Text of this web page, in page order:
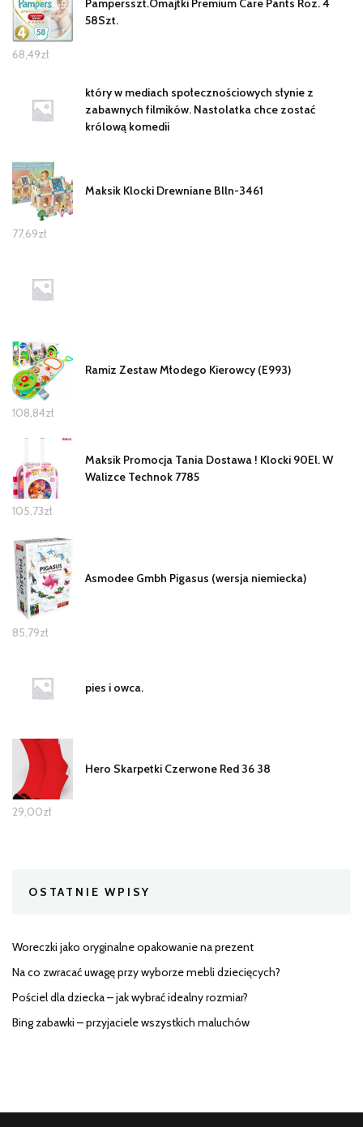
Pampersszt.Omajtki Premium Care Pants Roz. 4
58Szt.
68,49zł
który w mediach społecznościowych słynie z
zabawnych filmików. Nastolatka chce zostać
królową komedii
Maksik Klocki Drewniane Blln-3461
77,69zł
Ramiz Zestaw Młodego Kierowcy (E993)
108,84zł
Maksik Promocja Tania Dostawa ! Klocki 90El. W
Walizce Technok 7785
105,73zł
Asmodee Gmbh Pigasus (wersja niemiecka)
85,79zł
pies i owca.
Hero Skarpetki Czerwone Red 36 38
29,00zł
OSTATNIE WPISY
Woreczki jako oryginalne opakowanie na prezent
Na co zwracać uwagę przy wyborze mebli dziecięcych?
Pościel dla dziecka – jak wybrać idealny rozmiar?
Bing zabawki – przyjaciele wszystkich maluchów